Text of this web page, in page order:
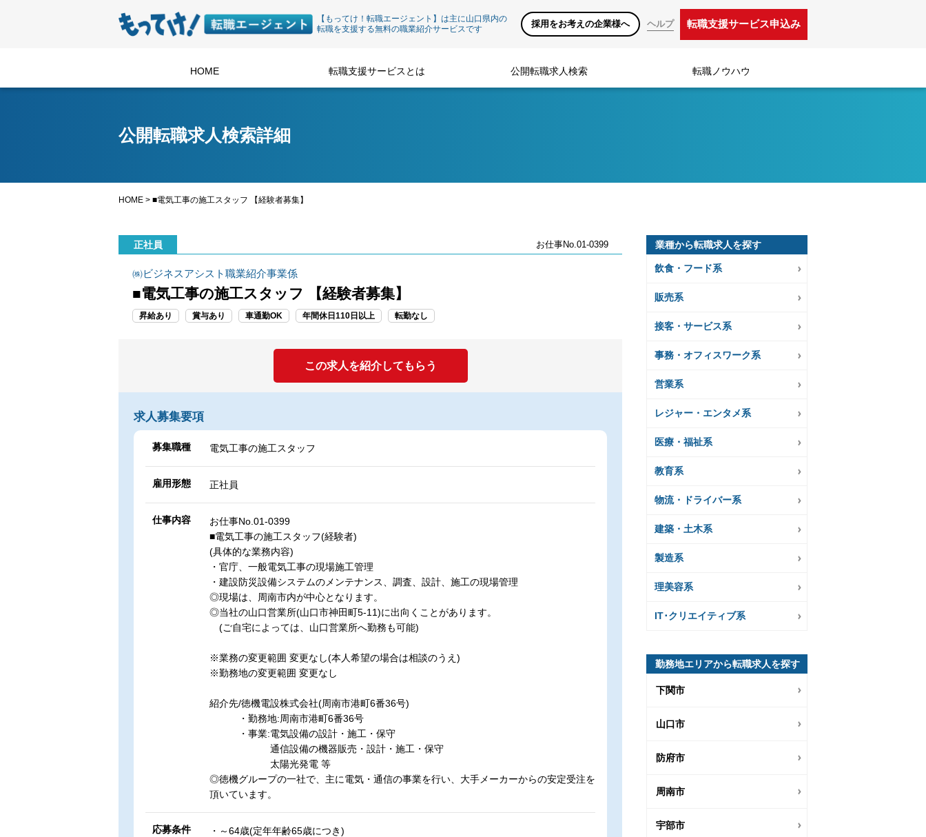
【もってけ！転職エージェント】は主に山口県内の
転職を支援する無料の職業紹介サービスです
採用をお考えの企業様へ ヘルプ 転職支援サービス申込み
HOME 転職支援サービスとは 公開転職求人検索 転職ノウハウ
公開転職求人検索詳細
HOME > ■電気工事の施工スタッフ 【経験者募集】
正社員 お仕事No.01-0399
㈱ビジネスアシスト職業紹介事業係
■電気工事の施工スタッフ 【経験者募集】
昇給あり 賞与あり 車通勤OK 年間休日110日以上 転勤なし
この求人を紹介してもらう
求人募集要項
募集職種 電気工事の施工スタッフ
雇用形態 正社員
仕事内容
お仕事No.01-0399
■電気工事の施工スタッフ(経験者)
(具体的な業務内容)
・官庁、一般電気工事の現場施工管理
・建設防災設備システムのメンテナンス、調査、設計、施工の現場管理
◎現場は、周南市内が中心となります。
◎当社の山口営業所(山口市神田町5-11)に出向くことがあります。
(ご自宅によっては、山口営業所へ勤務も可能)
※業務の変更範囲 変更なし(本人希望の場合は相談のうえ)
※勤務地の変更範囲 変更なし
紹介先/徳機電設株式会社(周南市港町6番36号)
・勤務地:周南市港町6番36号
・事業:電気設備の設計・施工・保守
通信設備の機器販売・設計・施工・保守
太陽光発電 等
◎徳機グループの一社で、主に電気・通信の事業を行い、大手メーカーからの安定受注を
頂いています。
応募条件
・～64歳(定年年齢65歳につき)
業種から転職求人を探す
飲食・フード系
販売系
接客・サービス系
事務・オフィスワーク系
営業系
レジャー・エンタメ系
医療・福祉系
教育系
物流・ドライバー系
建築・土木系
製造系
理美容系
IT･クリエイティブ系
勤務地エリアから転職求人を探す
下関市
山口市
防府市
周南市
宇部市